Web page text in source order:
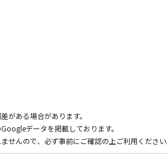
がある場合があります。
データを掲載しております。
せんので、必ず事前にご確認の上ご利用ください